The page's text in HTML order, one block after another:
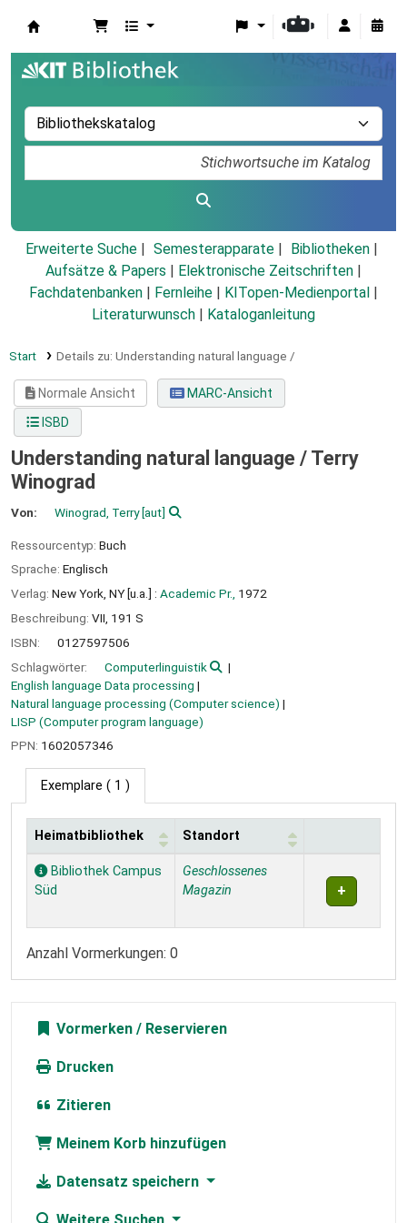
Erweiterte Suche Semesterapparate
Bibliotheken
Aufsätze & Papers
Elektronische Zeitschriften
Fachdatenbanken
Fernleihe KITopen-Medienportal
Literaturwunsch
Kataloganleitung
Start Details zu: Understanding natural language /
Normale Ansicht
MARC-Ansicht
ISBD
Understanding natural language / Terry
Winograd
Von: Winograd, Terry[aut]
Ressourcentyp: Buch
Sprache: Englisch
Verlag: New York, NY [u.a.] : Academic Pr., 1972
Beschreibung: VII, 191 S
ISBN:
0127597506
Schlagwörter:
Computerlinguistik
English language Data processing
Natural language processing (Computer science)
LISP (Computer program language)
PPN: 1602057346
Exemplare ( 1 )
Exemplare
Heimatbibliothek Standort
Bibliothek Campus
Süd
Geschlossenes
Magazin
Anzahl Vormerkungen: 0
Vormerken
Drucken
Zitieren
Meinem Korb hinzufügen
Datensatz speichern